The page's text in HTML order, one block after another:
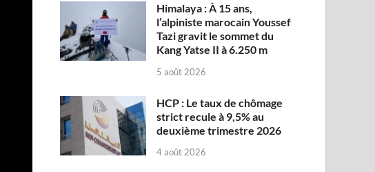
Himalaya : À 15 ans,
l’alpiniste marocain Youssef
Tazi gravit le sommet du
Kang Yatse II à 6.250 m
5 août 2026
HCP : Le taux de chômage
strict recule à 9,5% au
deuxième trimestre 2026
4 août 2026